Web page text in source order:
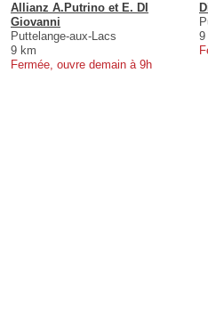
Allianz A.Putrino et E. DI
Giovanni
Puttelange-aux-Lacs
9 km
Fermée, ouvre demain à 9h
9